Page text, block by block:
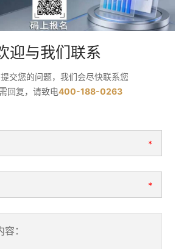
迎与我们联系
交您的问题，我们会尽快联系您
回复，请致电400-188-0263
*
*
：